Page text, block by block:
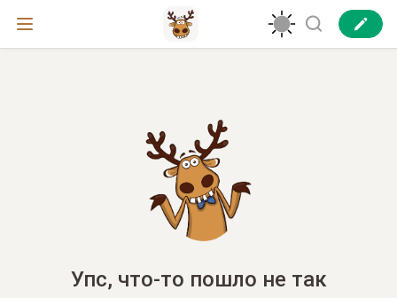
Упс, что-то пошло не так